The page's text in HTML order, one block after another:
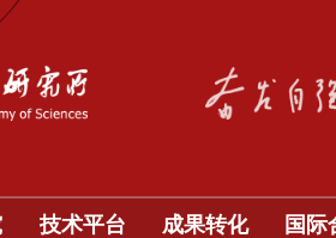
技术平台 成果转化 国际